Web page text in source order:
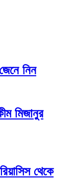
নিন
মিজানুর
থেকে